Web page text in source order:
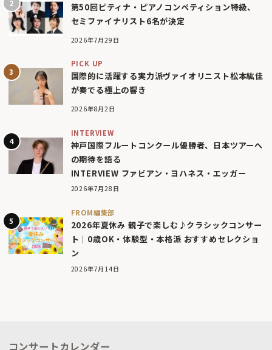
第50回ピティナ・ピアノコンペティション特級、
セミファイナリスト6名が決定
2026年7月29日
PICK UP
国際的に活躍する実力派ヴァイオリニスト松本紘佳
が奏でる極上の響き
2026年8月2日
INTERVIEW
神戸国際フルートコンクール優勝者、日本ツアーへ
の期待を語る
INTERVIEW ファビアン・ヨハネス・エッガー
2026年7月28日
FROM編集部
2026年夏休み 親子で楽しむ♪クラシックコンサー
ト｜0歳OK・体験型・本格派 おすすめセレクショ
ン
2026年7月14日
コンサートカレンダー